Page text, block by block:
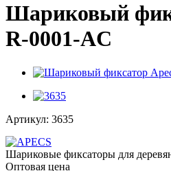
Шариковый
R-0001-AC
Артикул: 3635
Шариковые фиксаторы для
Оптовая цена